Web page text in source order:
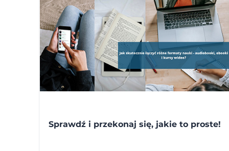
Sprawdź i przekonaj się, jakie to proste!